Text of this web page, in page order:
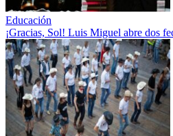
Educación
¡Gracias, Sol! Luis Miguel abre dos